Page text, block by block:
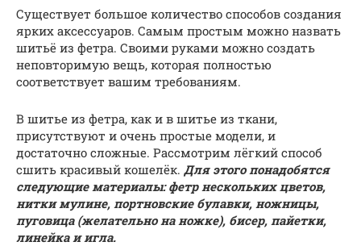
Существует большое количество способов создания
ярких аксессуаров. Самым простым можно назвать
шитьё из фетра. Своими руками можно создать
неповторимую вещь, которая полностью
соответствует вашим требованиям.
В шитье из фетра, как и в шитье из ткани,
присутствуют и очень простые модели, и
достаточно сложные. Рассмотрим лёгкий способ
сшить красивый кошелёк. Для этого понадобятся
следующие материалы: фетр нескольких цветов,
нитки мулине, портновские булавки, ножницы,
пуговица (желательно на ножке), бисер, пайетки,
линейка и игла.